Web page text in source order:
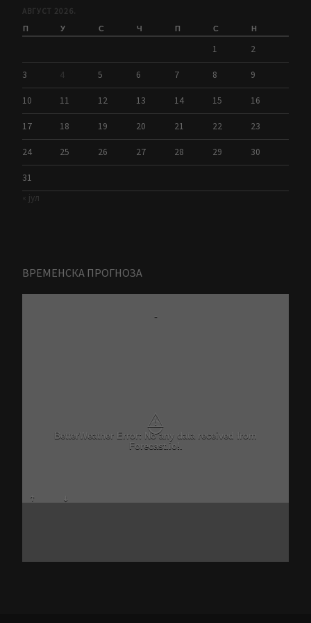
АВГУСТ 2026.
П У С Ч П С Н
1 2
3 4 5 6 7 8 9
10 11 12 13 14 15 16
17 18 19 20 21 22 23
24 25 26 27 28 29 30
31
« јул
ВРЕМЕНСКА ПРОГНОЗА
-
⚠
BetterWeather Error: No any data received from
Forecast.io!.